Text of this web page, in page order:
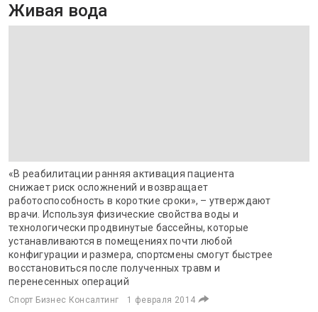
Живая вода
«В реабилитации ранняя активация пациента
снижает риск осложнений и возвращает
работоспособность в короткие сроки», – утверждают
врачи. Используя физические свойства воды и
технологически продвинутые бассейны, которые
устанавливаются в помещениях почти любой
конфигурации и размера, спортсмены смогут быстрее
восстановиться после полученных травм и
перенесенных операций
Спорт Бизнес Консалтинг 1 февраля 2014